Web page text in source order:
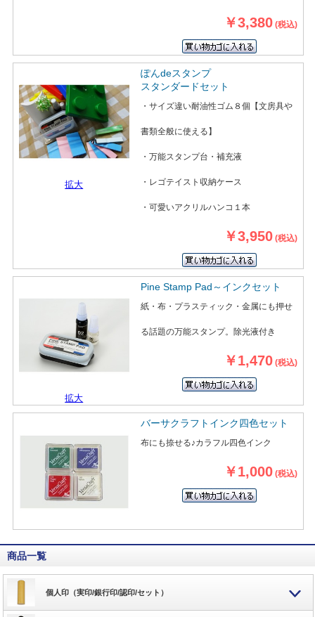
￥3,380 (税込)
拡大
ぽんdeスタンプ
スタンダードセット
・サイズ違い耐油性ゴム８個【文房具や
書類全般に使える】
・万能スタンプ台・補充液
・レゴテイスト収納ケース
・可愛いアクリルハンコ１本
￥3,950 (税込)
拡大
Pine Stamp Pad～インクセット
紙・布・プラスティック・金属にも押せ
る話題の万能スタンプ。除光液付き
￥1,470 (税込)
バーサクラフトインク四色セット
布にも捺せる♪カラフル四色インク
￥1,000 (税込)
商品一覧
個人印（実印/銀行印/認印/セット）